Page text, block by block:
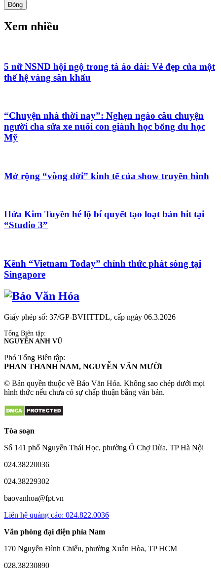
Đóng
Xem nhiều
5 nữ NSND hội ngộ trong tà áo dài: Vẻ đẹp của một
thế hệ vàng sân khấu
“Chuyện nhà thời nay”: Nghẹn ngào câu chuyện
người cha sửa xe nuôi con giành học bổng du học
Mỹ
Mở rộng “vòng đời” kinh tế của show truyền hình
Hứa Kim Tuyền hé lộ bí quyết tạo loạt bản hit tại
“Studio 3”
Kênh “Vietnam Today” chính thức phát sóng tại
Singapore
Giấy phép số: 37/GP-BVHTTDL, cấp ngày 06.3.2026
Tổng Biên tập:
NGUYỄN ANH VŨ
Phó Tổng Biên tập:
PHAN THANH NAM, NGUYỄN VĂN MƯỜI
© Bản quyền thuộc về Báo Văn Hóa. Không sao chép dưới mọi
hình thức nếu chưa có sự chấp thuận bằng văn bản.
Tòa soạn
Số 141 phố Nguyễn Thái Học, phường Ô Chợ Dừa, TP Hà Nội
024.38220036
024.38229302
baovanhoa@fpt.vn
Liên hệ quảng cáo: 024.822.0036
Văn phòng đại diện phía Nam
170 Nguyễn Đình Chiểu, phường Xuân Hòa, TP HCM
028.38230890